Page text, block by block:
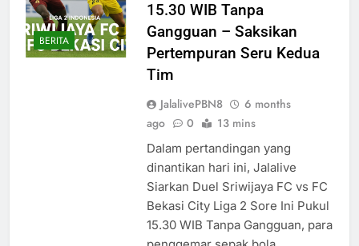
BERITA
15.30 WIB Tanpa
Gangguan – Saksikan
Pertempuran Seru Kedua
Tim
JalalivePBN8
6 months
ago
0 13 mins
Dalam pertandingan yang
dinantikan hari ini, Jalalive
Siarkan Duel Sriwijaya FC vs FC
Bekasi City Liga 2 Sore Ini Pukul
15.30 WIB Tanpa Gangguan, para